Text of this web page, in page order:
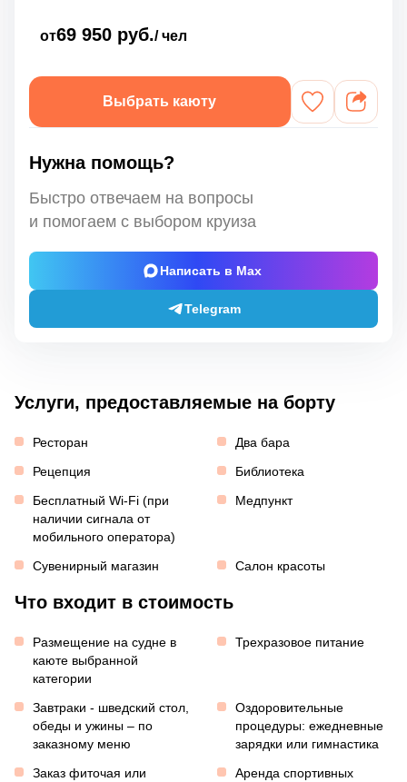
от69 950 руб./ чел
Выбрать каюту
Нужна помощь?
Быстро отвечаем на вопросы
и помогаем с выбором круиза
Написать в Max
Telegram
Услуги, предоставляемые на борту
Ресторан
Два бара
Рецепция
Библиотека
Бесплатный Wi-Fi (при
наличии сигнала от
мобильного оператора)
Медпункт
Сувенирный магазин Салон красоты
Что входит в стоимость
Размещение на судне в
каюте выбранной
категории
Трехразовое питание
Завтраки - шведский стол,
обеды и ужины – по
заказному меню
Оздоровительные
процедуры: ежедневные
зарядки или гимнастика
Заказ фиточая или
Аренда спортивных